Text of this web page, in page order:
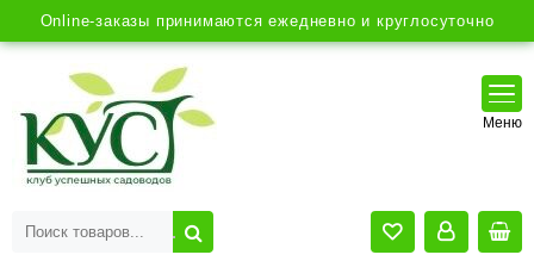
Online-заказы принимаются ежедневно и круглосуточно